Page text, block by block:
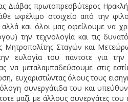
Διάβας πρωτοπρεσβύτερος
ωφέλιμο στοιχείο από την
και όλοι μας οφείλουμε να
την τεχνολογία και τις
Μητροπολίτης Σταγών και
ευλογία του πάντοτε για
μεταλαμπαδεύσουμε στις
ευχαριστώντας όλους τους
συνεργάτιδα του και
μαζί με άλλους συνεργάτες του